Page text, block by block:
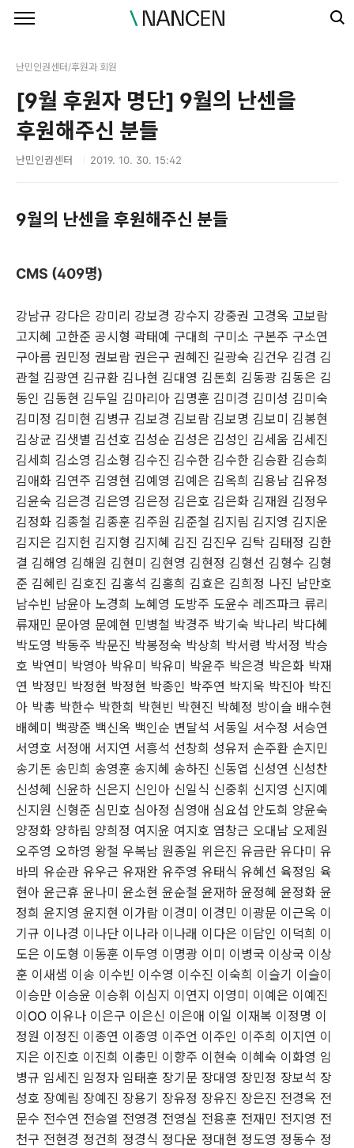
난민인권센터/후원과 회원
[9월 후원자 명단] 9월의 난센을
후원해주신 분들
난민인권센터 2019. 10. 30. 15:42
9월의 난센을 후원해주신 분들
CMS (409명)
강남규 강다은 강미리 강보경 강수지 강중권 고경옥 고보람
고지혜 고한준 공시형 곽태예 구대희 구미소 구본주 구소연
구아름 권민정 권보람 권은구 권혜진 길광숙 김건우 김겸 김
관철 김광연 김규환 김나현 김대영 김돈회 김동광 김동은 김
동인 김동현 김두일 김마리아 김명훈 김미경 김미성 김미숙
김미정 김미현 김병규 김보경 김보람 김보명 김보미 김봉현
김상균 김샛별 김선호 김성순 김성은 김성인 김세움 김세진
김세희 김소영 김소형 김수진 김수한 김수한 김승환 김승희
김애화 김연주 김영현 김예영 김예은 김옥희 김용남 김유정
김윤숙 김은경 김은영 김은정 김은호 김은화 김재원 김정우
김정화 김종철 김종훈 김주원 김준철 김지림 김지영 김지운
김지은 김지헌 김지형 김지혜 김진 김진우 김탁 김태정 김한
결 김해영 김해원 김현미 김현영 김현정 김형선 김형수 김형
준 김혜린 김호진 김홍석 김홍희 김효은 김희정 나진 남만호
남수빈 남윤아 노경희 노혜영 도방주 도윤수 레즈파크 류리
류재민 문아영 문예현 민병철 박경주 박기숙 박나리 박다혜
박도영 박동주 박문진 박봉정숙 박상희 박서령 박서정 박승
호 박연미 박영아 박유미 박유미 박윤주 박은경 박은화 박재
연 박정민 박정현 박정현 박종인 박주연 박지욱 박진아 박진
아 박총 박한수 박한희 박현빈 박현진 박혜정 방이슬 배수현
배혜미 백광준 백신옥 백인순 변달석 서동일 서수정 서승연
서영호 서정애 서지연 서흥석 선창희 성유저 손주환 손지민
송기돈 송민희 송영훈 송지혜 송하진 신동엽 신성연 신성찬
신성혜 신윤하 신은지 신인아 신일식 신중휘 신지영 신지예
신지원 신형준 심민호 심아정 심영애 심요섭 안도희 양윤숙
양정화 양하림 양희정 여지윤 여지호 염창근 오대남 오제원
오주영 오하영 왕철 우복남 원종일 위은진 유금란 유다미 유
바믜 유순관 유우근 유재완 유주영 유태식 유혜선 육정임 육
현아 윤근휴 윤나미 윤소현 윤순철 윤재하 윤정혜 윤정화 윤
정희 윤지영 윤지현 이가람 이경미 이경민 이광문 이근옥 이
기규 이나경 이나단 이나라 이나래 이다은 이담인 이덕희 이
도은 이도형 이동훈 이두영 이명광 이미 이병국 이상국 이상
훈 이새샘 이송 이수빈 이수영 이수진 이숙희 이슬기 이슬이
이승만 이승윤 이승휘 이심지 이연지 이영미 이예은 이예진
이 OO 이유나 이은구 이은신 이은애 이일 이재복 이정명 이
정원 이정진 이종연 이종영 이주언 이주인 이주희 이지연 이
지은 이진호 이진희 이충민 이향주 이현숙 이혜숙 이화영 임
병규 임세진 임정자 임태훈 장기문 장대영 장민정 장보석 장
성호 장예림 장예진 장용기 장유정 장유진 장은진 전경옥 전
문수 전수연 전승열 전영경 전영실 전용훈 전재민 전지영 전
천구 전현경 정건희 정경식 정다운 정대현 정도영 정동수 정